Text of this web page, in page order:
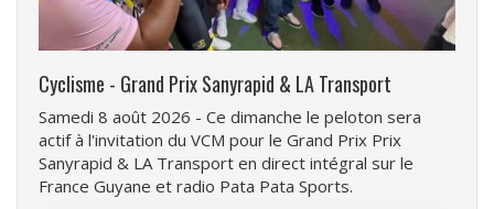
Cyclisme - Grand Prix Sanyrapid & LA Transport
Samedi 8 août 2026 - Ce dimanche le peloton sera
actif à l'invitation du VCM pour le Grand Prix Prix
Sanyrapid & LA Transport en direct intégral sur le
France Guyane et radio Pata Pata Sports.